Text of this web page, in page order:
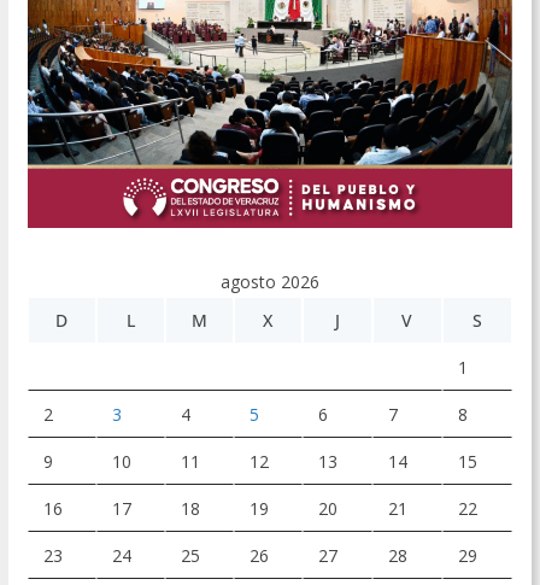
agosto 2026
D
L M X J V S
1
2 3 4 5 6 7 8
9 10 11 12 13 14 15
16 17 18 19 20 21 22
23 24 25 26 27 28 29